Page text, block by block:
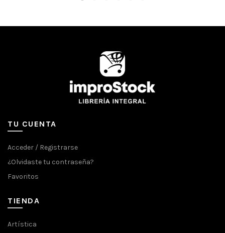
TU CUENTA
Acceder / Registrarse
¿Olvidaste tu contraseña?
Favoritos
TIENDA
Artística